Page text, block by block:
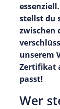
stellst du
zwischen
unserem
Zertifikat
passt!
Wer